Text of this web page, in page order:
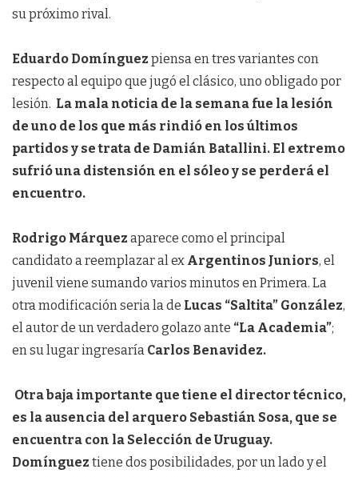
su próximo rival.
Eduardo Domínguez piensa en tres variantes con
respecto al equipo que jugó el clásico, uno obligado por
lesión. La mala noticia de la semana fue la lesión
de uno de los que más rindió en los últimos
partidos y se trata de Damián Batallini. El extremo
sufrió una distensión en el sóleo y se perderá el
encuentro.
Rodrigo Márquez aparece como el principal
candidato a reemplazar al ex Argentinos Juniors, el
juvenil viene sumando varios minutos en Primera. La
otra modificación seria la de Lucas “Saltita” González,
el autor de un verdadero golazo ante “La Academia”;
en su lugar ingresaría Carlos Benavidez.
Otra baja importante que tiene el director técnico,
es la ausencia del arquero Sebastián Sosa, que se
encuentra con la Selección de Uruguay.
Domínguez tiene dos posibilidades, por un lado y el